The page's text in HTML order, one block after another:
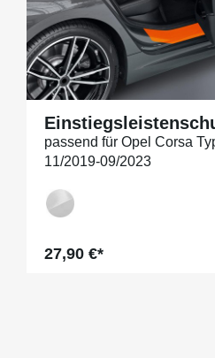
passend für Opel Corsa Typ F, GS-Line, BJ
11/2019-09/2023
Regulärer Preis:
27,90 €*